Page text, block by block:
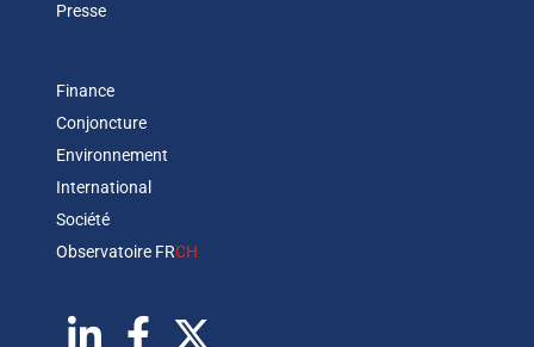
Presse
Finance
Conjoncture
Environnement
International
Société
Observatoire FRCH